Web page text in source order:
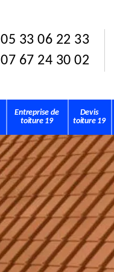
05 33 06 22 33
07 67 24 30 02
Entreprise de
toiture 19
Devis
toiture 19